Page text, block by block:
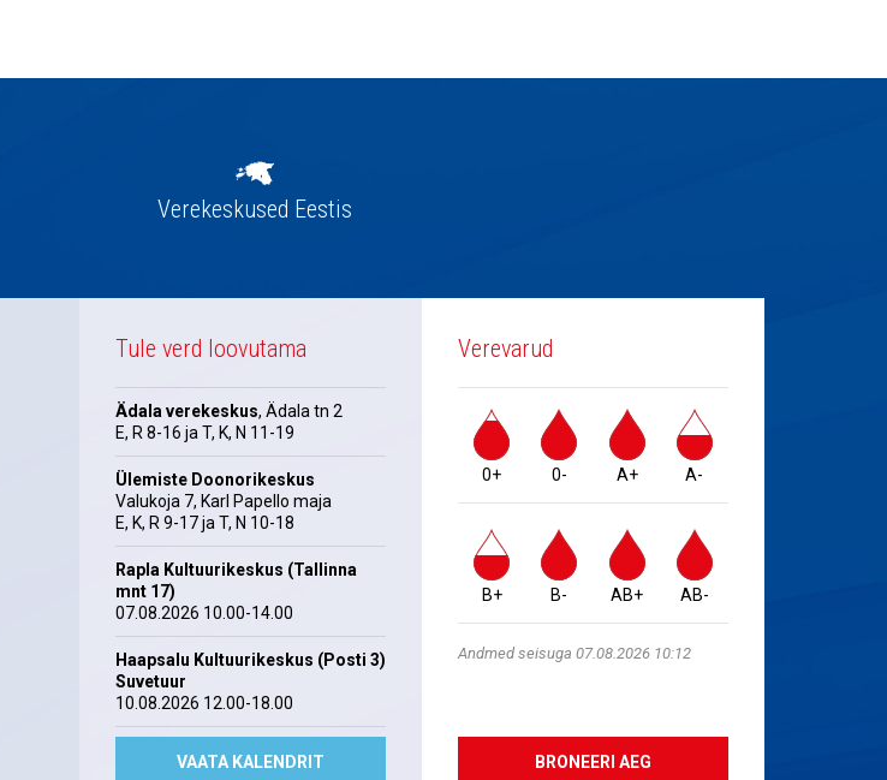
Verekeskused Eestis
Tule verd loovutama
Ädala verekeskus, Ädala tn 2
E, R 8-16 ja T, K, N 11-19
Ülemiste Doonorikeskus
Valukoja 7, Karl Papello maja
E, K, R 9-17 ja T, N 10-18
Rapla Kultuurikeskus (Tallinna
mnt 17)
07.08.2026 10.00-14.00
Haapsalu Kultuurikeskus (Posti 3)
Suvetuur
10.08.2026 12.00-18.00
VAATA KALENDRIT
Verevarud
0+ 0- A+ A-
B+ B- AB+ AB-
Andmed seisuga 07.08.2026 10:12
BRONEERI AEG